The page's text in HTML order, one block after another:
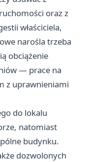
oraz z
właściciela,
narośla trzeba
obciążenie
— prace na
z uprawnieniami
do lokalu
natomiast
budynku.
dozwolonych